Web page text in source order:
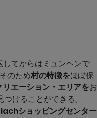
てからはミュンヘンで
のため村の特徴をほぼ保
リエーション・エリアをお
つけることができる。
ショッピングセンター